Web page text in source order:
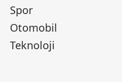
Spor
Otomobil
Teknoloji